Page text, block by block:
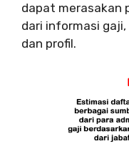
dapat merasakan
dari informasi
dan profil.